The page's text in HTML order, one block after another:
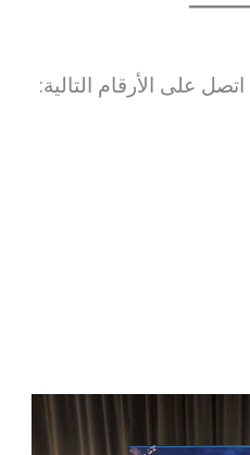
على الأرقام التالية: